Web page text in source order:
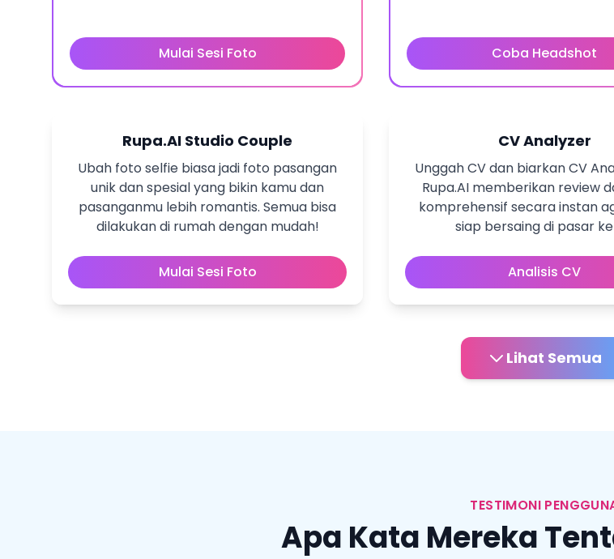
Mulai Sesi Foto Coba Headshot
Rupa.AI Studio Couple
Ubah foto selfie biasa jadi foto pasangan
unik dan spesial yang bikin kamu dan
pasanganmu lebih romantis. Semua bisa
dilakukan di rumah dengan mudah!
Mulai Sesi Foto
CV Analyzer
Unggah CV dan biarkan CV
Rupa.AI memberikan review
komprehensif secara instan
siap bersaing di pasar
Analisis CV
Lihat Semua
TESTIMONI
Apa Kata Mereka